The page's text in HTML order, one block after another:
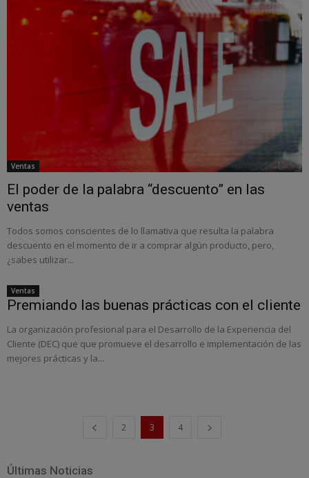
Ventas
El poder de la palabra “descuento” en las
ventas
Todos somos conscientes de lo llamativa que resulta la palabra
descuento en el momento de ir a comprar algún producto, pero,
¿sabes utilizar...
Ventas
Premiando las buenas prácticas con el cliente
La organización profesional para el Desarrollo de la Experiencia del
Cliente (DEC) que que promueve el desarrollo e implementación de las
mejores prácticas y la...
2 3 4
Últimas Noticias